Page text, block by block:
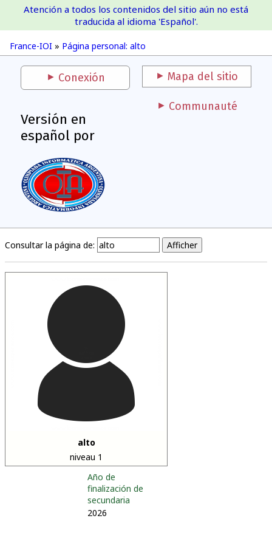
France-IOI
France-IOI » Página personal: alto
Atención a todos los contenidos del sitio aún no está
traducida al idioma 'Español'.
Conexión Mapa del sitio
Versión en
español por
Communauté
Consultar la página de:
alto
niveau 1
Año de
finalización de
secundaria
2026